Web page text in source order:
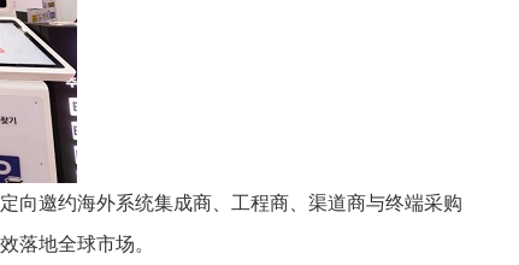
邀约海外系统集成商、工程商、渠道商与终端采购
落地全球市场。